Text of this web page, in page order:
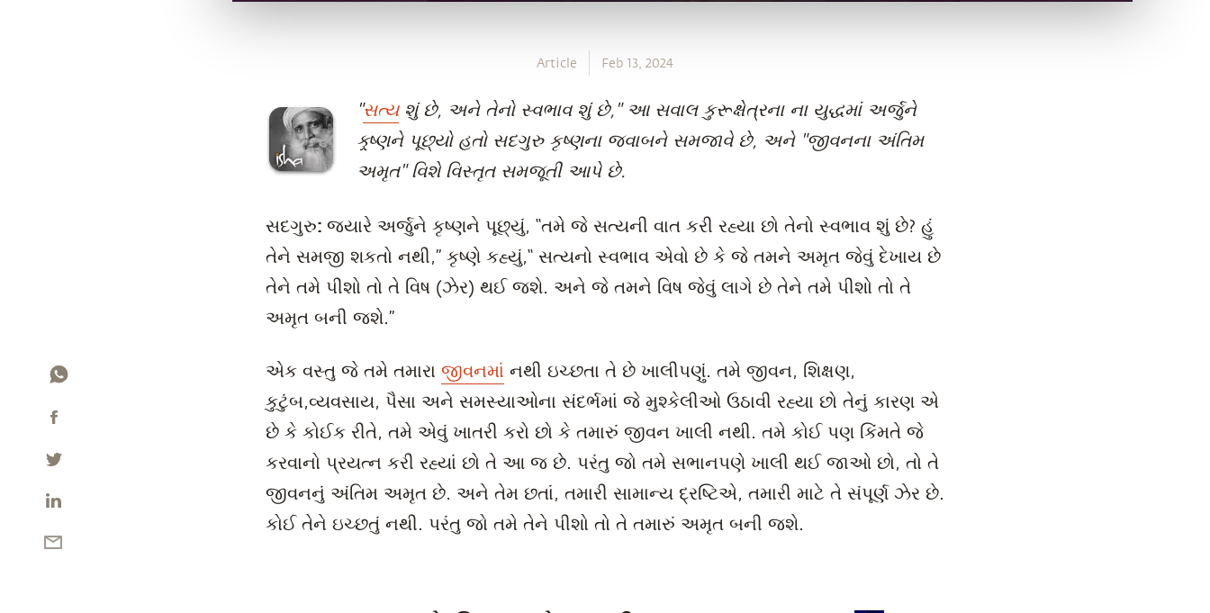
Article Feb 13, 2024
"સત્યશું છે, અને તેનો સ્વભાવ શું છે," આ સવાલ કુરૂક્ષેત્રના ના યુદ્ધમાં અર્જુને
ક્ર્ષ્ણને પૂછ્યો હતો સદગુરુ કૃષ્ણના જવાબને સમજાવે છે, અને "જીવનના અંતિમ
અમૃત" વિશે વિસ્તૃત સમજૂતી આપે છે.
સદગુરુ: જ્યારે અર્જુને કૃષ્ણને પૂછ્યું, “તમે જે સત્યની વાત કરી રહ્યા છો તેનો સ્વભાવ શું છે? હું
તેને સમજી શકતો નથી,” કૃષ્ણે કહ્યું,“ સત્યનો સ્વભાવ એવો છે કે જે તમને અમૃત જેવું દેખાય છે
તેને તમે પીશો તો તે વિષ (ઝેર) થઈ જશે. અને જે તમને વિષ જેવું લાગે છે તેને તમે પીશો તો તે
અમૃત બની જશે.”
એક વસ્તુ જે તમે તમારા જીવનમાં નથી ઇચ્છતા તે છે ખાલીપણું. તમે જીવન, શિક્ષણ,
કુટુંબ,વ્યવસાય, પૈસા અને સમસ્યાઓના સંદર્ભમાં જે મુશ્કેલીઓ ઉઠાવી રહ્યા છો તેનું કારણ એ
છે કે કોઈક રીતે, તમે એવું ખાતરી કરો છો કે તમારું જીવન ખાલી નથી. તમે કોઈ પણ કિંમતે જે
કરવાનો પ્રયત્ન કરી રહ્યાં છો તે આ જ છે. પરંતુ જો તમે સભાનપણે ખાલી થઈ જાઓ છો, તો તે
જીવનનું અંતિમ અમૃત છે. અને તેમ છતાં, તમારી સામાન્ય દ્રષ્ટિએ, તમારી માટે તે સંપૂર્ણ ઝેર છે.
કોઈ તેને ઇચ્છતું નથી. પરંતુ જો તમે તેને પીશો તો તે તમારું અમૃત બની જશે.